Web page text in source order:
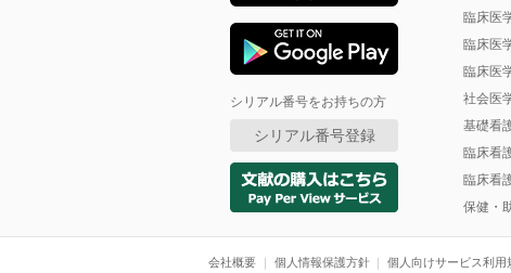
シリアル番号をお持ちの方
シリアル番号登録
臨床医
臨床医
臨床医
社会医
基礎看
臨床看
臨床看
保健・
会社概要 個人情報保護方針 個人向けサービス利用